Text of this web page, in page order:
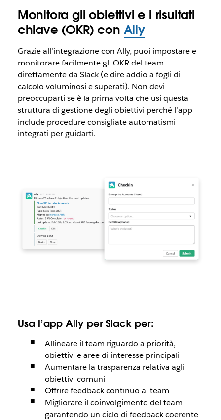
Monitora gli obiettivi e i risultati
chiave (OKR) con Ally
Grazie all’integrazione con Ally, puoi impostare e
monitorare facilmente gli OKR del team
direttamente da Slack (e dire addio a fogli di
calcolo voluminosi e superati). Non devi
preoccuparti se è la prima volta che usi questa
struttura di gestione degli obiettivi perché l’app
include procedure consigliate automatismi
integrati per guidarti.
Usa l’app Ally per Slack per:
Allineare il team riguardo a priorità,
obiettivi e aree di interesse principali
Aumentare la trasparenza relativa agli
obiettivi comuni
Offrire feedback continuo al team
Migliorare il coinvolgimento del team
garantendo un ciclo di feedback coerente